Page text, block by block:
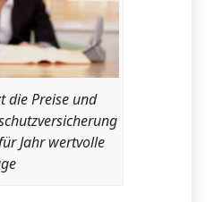
die Preise und
Jahr wertvolle